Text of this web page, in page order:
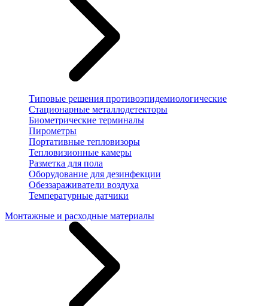
Типовые решения противоэпидемиологические
Стационарные металлодетекторы
Биометрические терминалы
Пирометры
Портативные тепловизоры
Тепловизионные камеры
Разметка для пола
Оборудование для дезинфекции
Обеззараживатели воздуха
Температурные датчики
Монтажные и расходные материалы